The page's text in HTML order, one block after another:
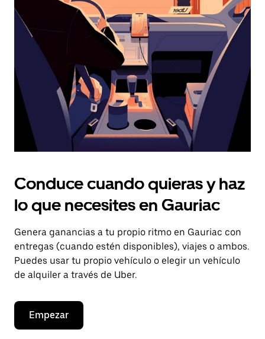
el
botón
escape
el
calendario.
Conduce cuando quieras y haz
lo que necesites en Gauriac
Genera ganancias a tu propio ritmo en Gauriac con
entregas (cuando estén disponibles), viajes o ambos.
Puedes usar tu propio vehículo o elegir un vehículo
de alquiler a través de Uber.
Empezar